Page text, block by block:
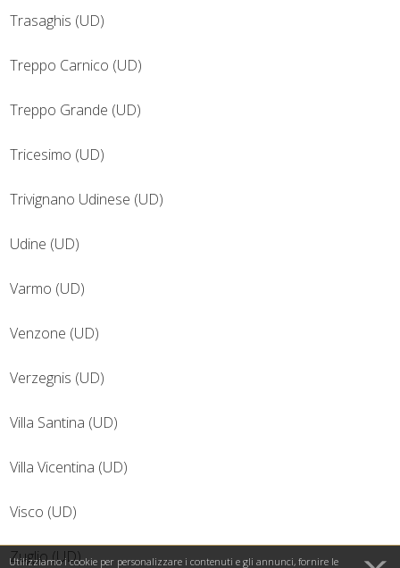
Trasaghis (UD)
Treppo Carnico (UD)
Treppo Grande (UD)
Tricesimo (UD)
Trivignano Udinese (UD)
Udine (UD)
Varmo (UD)
Venzone (UD)
Verzegnis (UD)
Villa Santina (UD)
Villa Vicentina (UD)
Visco (UD)
Zuglio (UD)
Utilizziamo i cookie per personalizzare i contenuti e gli annunci, fornire le